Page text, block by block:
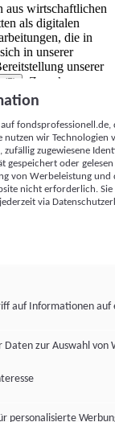
aus wirtschaftlichen
als digitalen
die in
in unserer
unserer
(5)
. Zwecke:
Werbeleistung
(z. B. login-
mit anderen
usw.) auf
werden, um es
einer Webseite
hier aufgeführten
nutzen wir Technologien
zugewiesene
gespeichert oder
von Werbeleistung
nicht erforderlich.
via
auf Informationen auf
zur Auswahl von
personalisierte